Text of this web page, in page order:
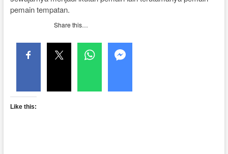
pemain tempatan.
Share this…
Like this: